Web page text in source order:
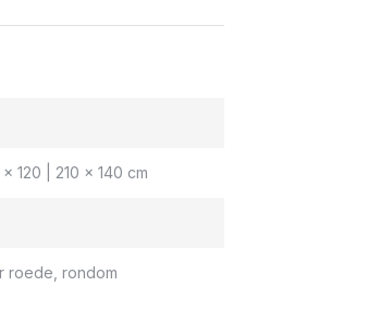
120 | 210 x 140 cm
roede, rondom